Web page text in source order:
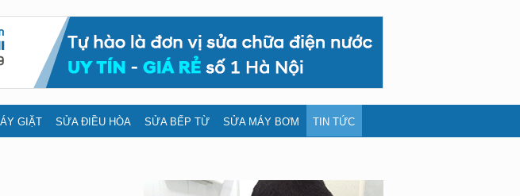
GIẶT SỬA ĐIỀU HÒA SỬA BẾP TỪ SỬA MÁY BƠM TIN TỨC